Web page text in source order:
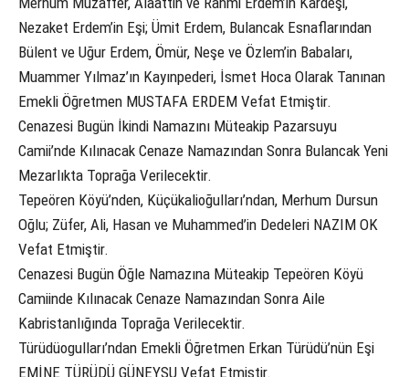
Nezaket Erdem’in Eşi; Ümit Erdem, Bulancak Esnaflarından
Bülent ve Uğur Erdem, Ömür, Neşe ve Özlem’in Babaları,
Muammer Yılmaz’ın Kayınpederi, İsmet Hoca Olarak Tanınan
Emekli Öğretmen MUSTAFA ERDEM Vefat Etmiştir.
Cenazesi Bugün İkindi Namazını Müteakip Pazarsuyu
Camii’nde Kılınacak Cenaze Namazından Sonra Bulancak Yeni
Mezarlıkta Toprağa Verilecektir.
Tepeören Köyü’nden, Küçükalioğulları’ndan, Merhum Dursun
Oğlu; Züfer, Ali, Hasan ve Muhammed’in Dedeleri NAZIM OK
Vefat Etmiştir.
Cenazesi Bugün Öğle Namazına Müteakip Tepeören Köyü
Camiinde Kılınacak Cenaze Namazından Sonra Aile
Kabristanlığında Toprağa Verilecektir.
Türüdüogulları’ndan Emekli Öğretmen Erkan Türüdü’nün Eşi
EMİNE TÜRÜDÜ GÜNEYSU Vefat Etmiştir.